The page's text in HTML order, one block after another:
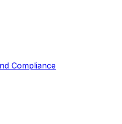
Compliance